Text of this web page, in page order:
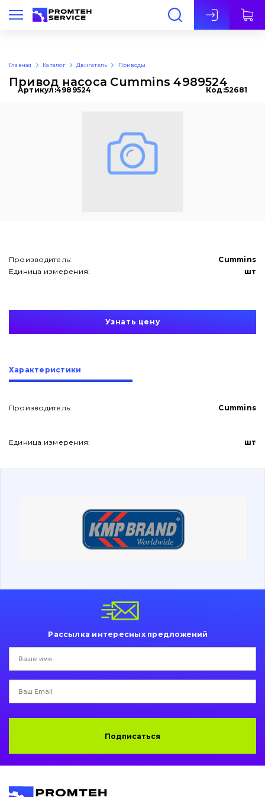
Рус
О нас
Контакты
Вакансии
Фильтры и смазочные материалы
Ножи, режущие кромки
Защита (ковша, адаптера)
Пальци и втулки
Гидравлика
написати
Главная Каталог Двигатель Приводы
Привод насоса Cummins 4989524
Артикул:4989524 Код:52681
Производитель:
Cummins
Единица измерения:
шт
Узнать цену
Характеристики
Производитель: Cummins
Единица измерения: шт
Рассылка интересных предложений
Подписаться